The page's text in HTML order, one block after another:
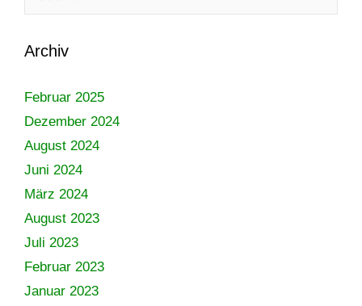
Archiv
Februar 2025
Dezember 2024
August 2024
Juni 2024
März 2024
August 2023
Juli 2023
Februar 2023
Januar 2023